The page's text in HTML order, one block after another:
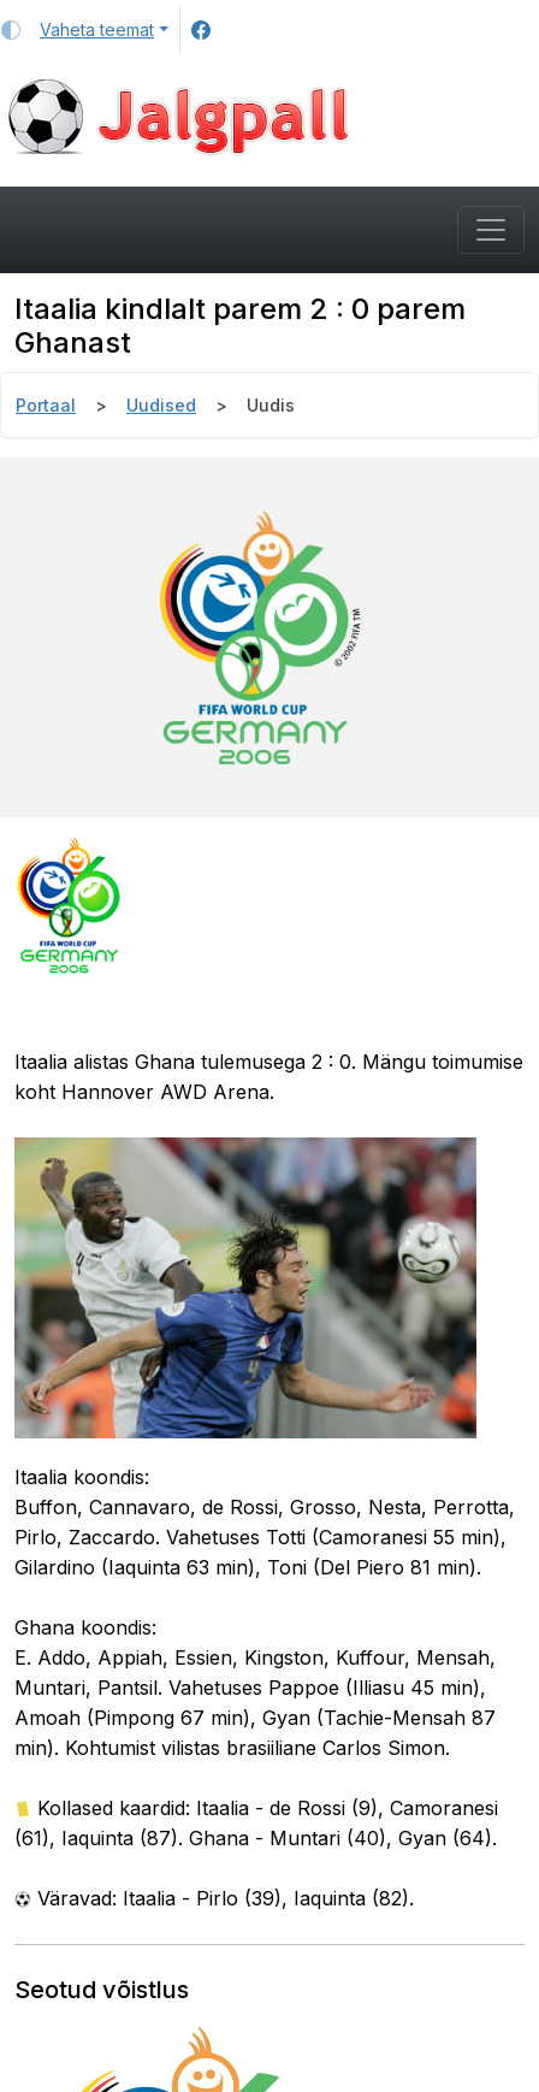
Vaheta teemat
Itaalia kindlalt parem 2 : 0 parem
Ghanast
Portaal Uudised Uudis
Itaalia alistas Ghana tulemusega 2 : 0. Mängu toimumise
koht Hannover AWD Arena.
Itaalia koondis:
Buffon, Cannavaro, de Rossi, Grosso, Nesta, Perrotta,
Pirlo, Zaccardo. Vahetuses Totti (Camoranesi 55 min),
Gilardino (Iaquinta 63 min), Toni (Del Piero 81 min).
Ghana koondis:
E. Addo, Appiah, Essien, Kingston, Kuffour, Mensah,
Muntari, Pantsil. Vahetuses Pappoe (Illiasu 45 min),
Amoah (Pimpong 67 min), Gyan (Tachie-Mensah 87
min). Kohtumist vilistas brasiiliane Carlos Simon.
Kollased kaardid: Itaalia - de Rossi (9), Camoranesi
(61), Iaquinta (87). Ghana - Muntari (40), Gyan (64).
Väravad: Itaalia - Pirlo (39), Iaquinta (82).
Seotud võistlus